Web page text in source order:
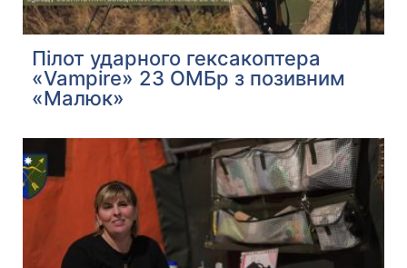
Пілот ударного гексакоптера
«Vampire» 23 ОМБр з позивним
«Малюк»